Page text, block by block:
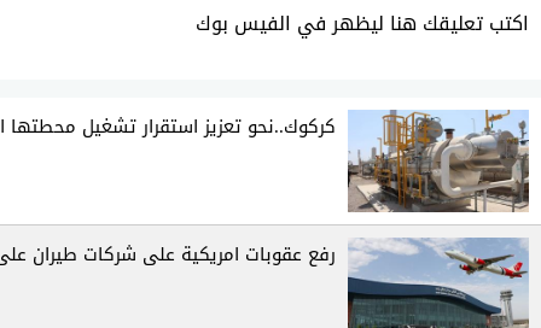
اكتب تعليقك هنا ليظهر في الفيس بوك
كركوك..نحو تعزيز استقرار تشغيل محطتها
رفع عقوبات امريكية على شركات طيران